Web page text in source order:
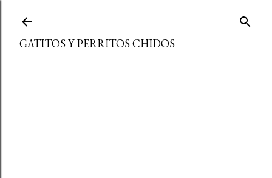
GATITOS Y PERRITOS CHIDOS